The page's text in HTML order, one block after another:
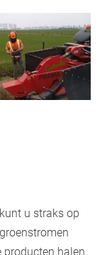
u straks op
halen.